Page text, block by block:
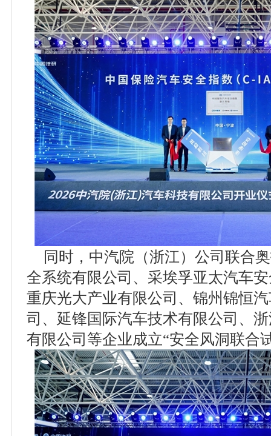
同时，中汽院（浙江）公司联合
全系统有限公司、采埃孚亚太汽车
重庆光大产业有限公司、锦州锦恒
司、延锋国际汽车技术有限公司、
有限公司等企业成立“安全风洞联合